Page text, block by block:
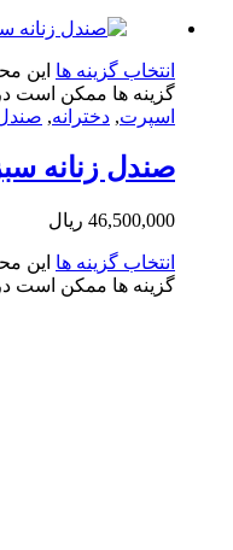
گزینه ها این محصول
ها ممکن است در صفحه
دخترانه, صندل ,طبی,
زنانه سبز مدل
ریال
گزینه ها این محصول
ها ممکن است در صفحه